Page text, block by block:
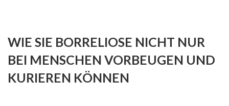
WIE SIE BORRELIOSE NICHT NUR
BEI MENSCHEN VORBEUGEN UND
KURIEREN KÖNNEN